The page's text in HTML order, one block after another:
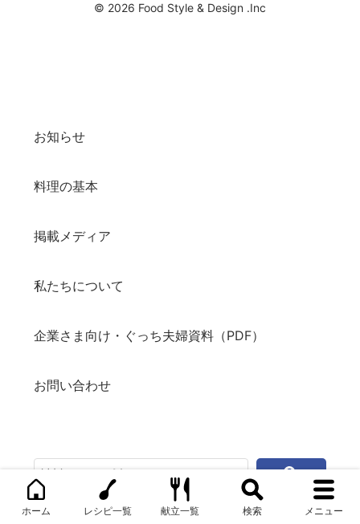
© 2026 Food Style & Design .Inc
ホーム レシピ一覧 献立一覧 検索 メニュー
お知らせ
料理の基本
掲載メディア
私たちについて
企業さま向け・ぐっち夫婦資料（PDF）
お問い合わせ